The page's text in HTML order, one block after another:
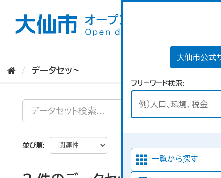
大仙市公式
フリーワード検索
一覧から探す
データセット
並び順